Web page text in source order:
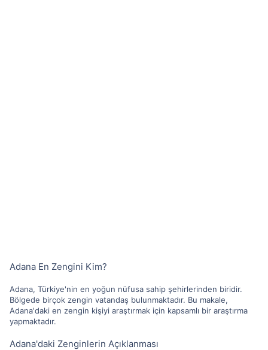
Adana En Zengini Kim?
Adana, Türkiye'nin en yoğun nüfusa sahip şehirlerinden biridir.
Bölgede birçok zengin vatandaş bulunmaktadır. Bu makale,
Adana'daki en zengin kişiyi araştırmak için kapsamlı bir araştırma
yapmaktadır.
Adana'daki Zenginlerin Açıklanması